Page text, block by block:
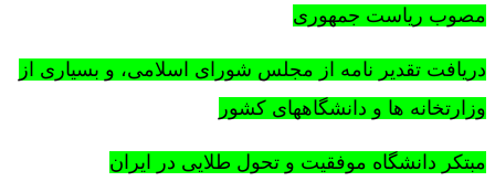
مصوب ریاست جمهوری
دریافت تقدیر نامه از مجلس شورای اسلامی، و بسیاری از
وزارتخانه ها و دانشگاههای کشور
مبتکر دانشگاه موفقیت و تحول طلایی در ایران